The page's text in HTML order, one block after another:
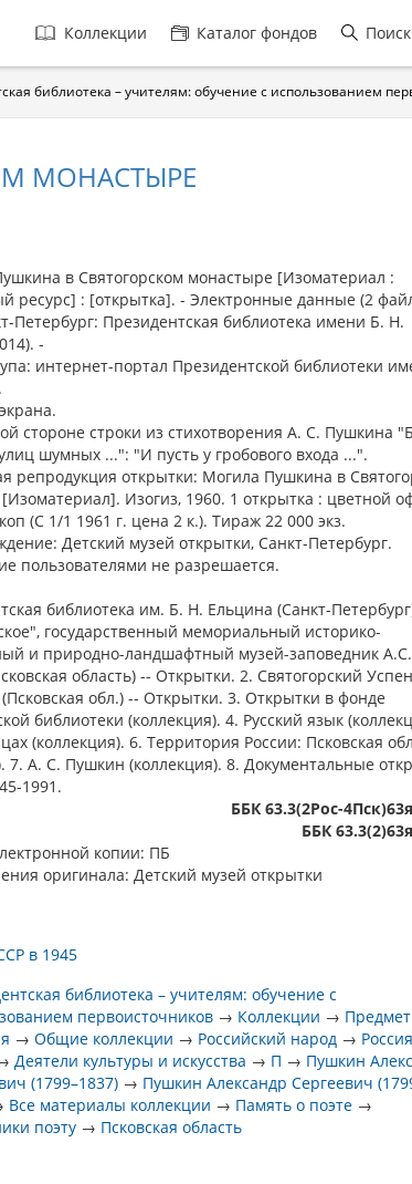
Главная
навигация
Коллекции Каталог фондов Поиск
библиотека – учителям: обучение с использованием
МОНАСТЫРЕ
в Святогорском монастыре [Изоматериал :
ресурс] : [открытка]. - Электронные данные (2
Петербург: Президентская библиотека имени Б. Н.
-
интернет-портал Президентской библиотеки
стороне строки из стихотворения А. С. Пушкина
шумных ...": "И пусть у гробового входа ...".
репродукция открытки: Могила Пушкина в
Изогиз, 1960. 1 открытка : цветной
(С 1/1 1961 г. цена 2 к.). Тираж 22 000 экз.
Детский музей открытки, Санкт-Петербург.
пользователями не разрешается.
библиотека им. Б. Н. Ельцина (Санкт-
государственный мемориальный историко-
и природно-ландшафтный музей-заповедник А.С.
область) -- Открытки. 2. Святогорский
обл.) -- Открытки. 3. Открытки в фонде
библиотеки (коллекция). 4. Русский язык
(коллекция). 6. Территория России: Псковская
7. А. С. Пушкин (коллекция). 8. Документальные
1991.
ББК 63.3(2Рос-
ББК
копии: ПБ
оригинала: Детский музей открытки
в 1945
библиотека – учителям: обучение с
первоисточников → Коллекции →
→Общие коллекции → Российский народ →
Деятели культуры и искусства → П → Пушкин
(1799–1837) → Пушкин Александр Сергеевич
Все материалы коллекции → Память о поэте →
поэту → Псковская область